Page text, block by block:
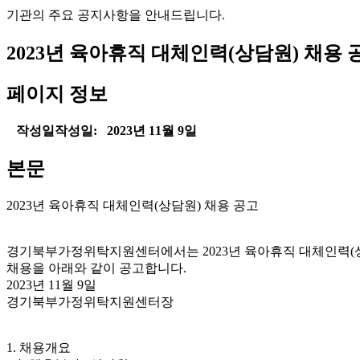
기관의 주요 공지사항을 안내드립니다.
2023년 육아휴직 대체인력(상담원) 채용
페이지 정보
작성일 작성일: 2023년 11월 9일
본문
2023년 육아휴직 대체인력(상담원) 채용 공고
경기북부가정위탁지원센터에서는 2023년 육아휴직 대체인력(
채용을 아래와 같이 공고합니다.
2023년 11월 9일
경기북부가정위탁지원센터장
1. 채용개요